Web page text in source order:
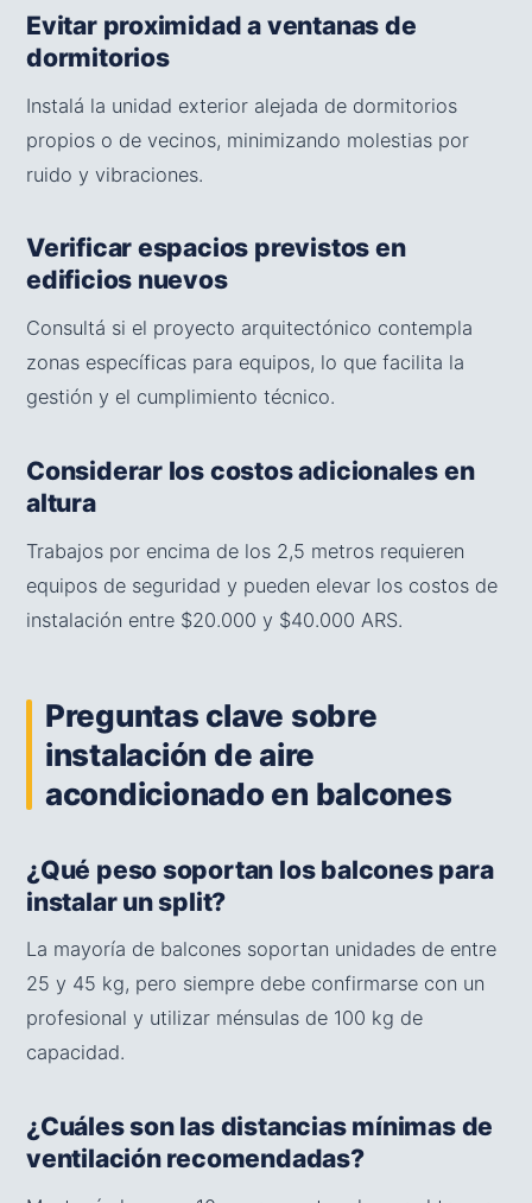
Evitar proximidad a ventanas de
dormitorios
Instalá la unidad exterior alejada de dormitorios
propios o de vecinos, minimizando molestias por
ruido y vibraciones.
Verificar espacios previstos en
edificios nuevos
Consultá si el proyecto arquitectónico contempla
zonas específicas para equipos, lo que facilita la
gestión y el cumplimiento técnico.
Considerar los costos adicionales en
altura
Trabajos por encima de los 2,5 metros requieren
equipos de seguridad y pueden elevar los costos de
instalación entre $20.000 y $40.000 ARS.
Preguntas clave sobre
instalación de aire
acondicionado en balcones
¿Qué peso soportan los balcones para
instalar un split?
La mayoría de balcones soportan unidades de entre
25 y 45 kg, pero siempre debe confirmarse con un
profesional y utilizar ménsulas de 100 kg de
capacidad.
¿Cuáles son las distancias mínimas de
ventilación recomendadas?